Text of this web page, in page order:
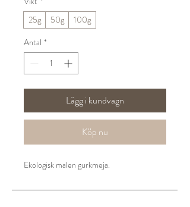
25g
50g
100g
Antal *
Lägg i kundvagn
Köp nu
Ekologisk malen gurkmeja.